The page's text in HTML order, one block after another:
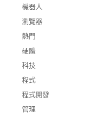
機器人
瀏覽器
熱門
硬體
科技
程式
程式開發
管理